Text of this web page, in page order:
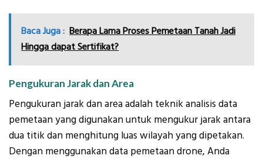
Baca Juga : Berapa Lama Proses Pemetaan Tanah Jadi
Hingga dapat Sertifikat?
Pengukuran Jarak dan Area
Pengukuran jarak dan area adalah teknik analisis data
pemetaan yang digunakan untuk mengukur jarak antara
dua titik dan menghitung luas wilayah yang dipetakan.
Dengan menggunakan data pemetaan drone, Anda